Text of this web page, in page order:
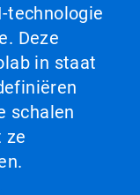
technologie
Deze
in staat
schalen
ze